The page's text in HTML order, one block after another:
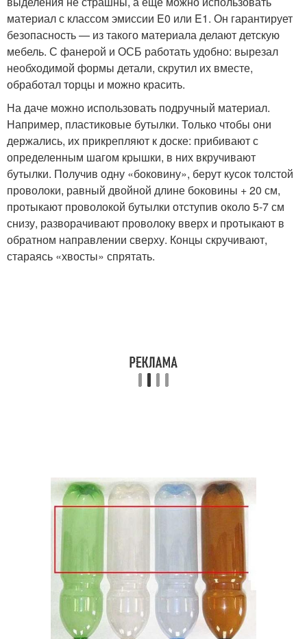
материал с классом эмиссии E0 или E1. Он гарантирует
безопасность — из такого материала делают детскую
мебель. С фанерой и ОСБ работать удобно: вырезал
необходимой формы детали, скрутил их вместе,
обработал торцы и можно красить.
На даче можно использовать подручный материал.
Например, пластиковые бутылки. Только чтобы они
держались, их прикрепляют к доске: прибивают с
определенным шагом крышки, в них вкручивают
бутылки. Получив одну «боковину», берут кусок толстой
проволоки, равный двойной длине боковины + 20 см,
протыкают проволокой бутылки отступив около 5-7 см
снизу, разворачивают проволоку вверх и протыкают в
обратном направлении сверху. Концы скручивают,
стараясь «хвосты» спрятать.